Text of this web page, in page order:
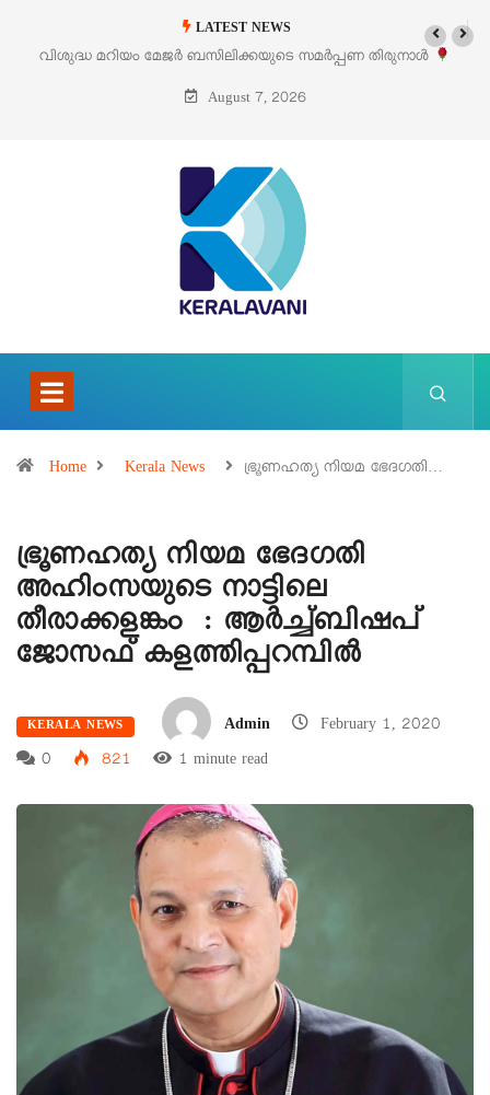
LATEST NEWS
തിരുനാൾ
‘പെറ്റൽസ്’ ലൈഫ് സ്റ്റൈൽ എക്സിബിഷനും
August 7, 2026
Home Kerala News ഭ്രൂണഹത്യ നിയമ ഭേദഗതി…
ഭ്രൂണഹത്യ നിയമ ഭേദഗതി
അഹിംസയുടെ നാട്ടിലെ
തീരാക്കളങ്കം : ആർച്ച്ബിഷപ്
ജോസഫ് കളത്തിപ്പറമ്പിൽ
KERALA NEWS Admin
February 1, 2020
0
821 1 minute read